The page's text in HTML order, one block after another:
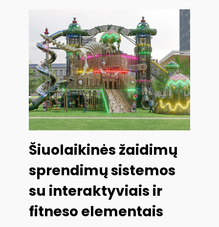
Šiuolaikinės žaidimų
sprendimų sistemos
su interaktyviais ir
fitneso elementais